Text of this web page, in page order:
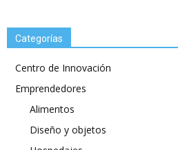
Categorías
Centro de Innovación
Emprendedores
Alimentos
Diseño y objetos